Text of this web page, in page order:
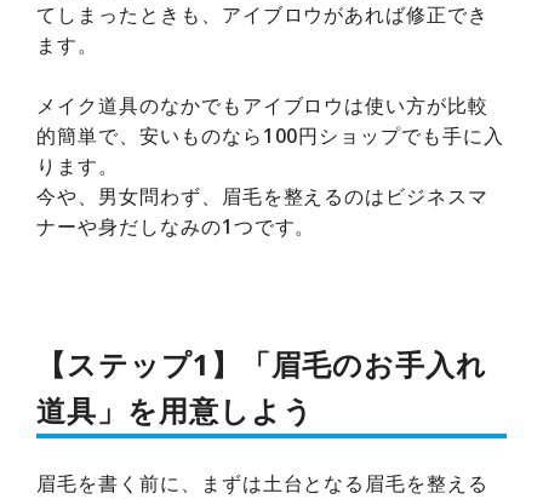
てしまったときも、アイブロウがあれば修正でき
ます。
メイク道具のなかでもアイブロウは使い方が比較
的簡単で、安いものなら100円ショップでも手に入
ります。
今や、男女問わず、眉毛を整えるのはビジネスマ
ナーや身だしなみの1つです。
【ステップ1】「眉毛のお手入れ
道具」を用意しよう
眉毛を書く前に、まずは土台となる眉毛を整える